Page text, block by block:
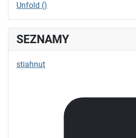
Unfold ()
SEZNAMY
stiahnut